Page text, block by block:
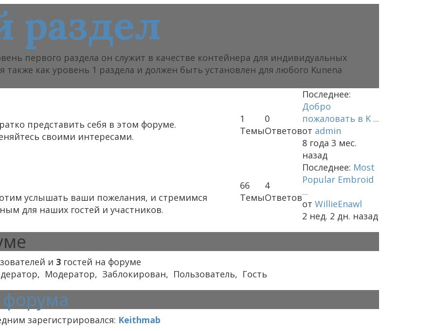
раздел
первого раздела он служит в качестве контейнера для индивидуальных
как уровень 1 раздела и должен быть установлен для любого Kunena
представить себя в этом форуме.
своими интересами.
1
Темы
0
Ответов
Последнее:
Добро
пожаловать в K ...
от admin
8 года 3 мес.
назад
услышать ваши пожелания, и стремимся
для наших гостей и участников.
66
Темы
4
Ответов
Последнее: Most
Popular Embroid
...
от WillieEnawl
2 нед. 2 дн. назад
и 3 гостей на форуме
, Модератор, Заблокирован, Пользователь, Гость
форума
зарегистрировался: Keithmab